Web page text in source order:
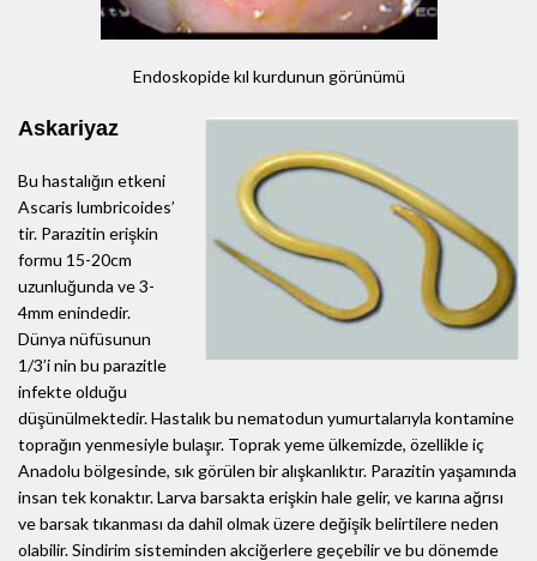
Endoskopide kıl kurdunun görünümü
Askariyaz
Bu hastalığın etkeni
Ascaris lumbricoides’
tir. Parazitin erişkin
formu 15-20cm
uzunluğunda ve 3-
4mm enindedir.
Dünya nüfüsunun
1/3’i nin bu parazitle
infekte olduğu
düşünülmektedir. Hastalık bu nematodun yumurtalarıyla kontamine
toprağın yenmesiyle bulaşır. Toprak yeme ülkemizde, özellikle iç
Anadolu bölgesinde, sık görülen bir alışkanlıktır. Parazitin yaşamında
insan tek konaktır. Larva barsakta erişkin hale gelir, ve karına ağrısı
ve barsak tıkanması da dahil olmak üzere değişik belirtilere neden
olabilir. Sindirim sisteminden akciğerlere geçebilir ve bu dönemde